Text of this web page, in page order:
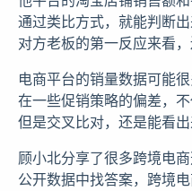
通过类比方式，就能判断
对方老板的第一反应来看，
电商平台的销量数据可能
在一些促销策略的偏差，
但是交叉比对，还是能看出
顾小北分享了很多跨境电
公开数据中找答案，跨境